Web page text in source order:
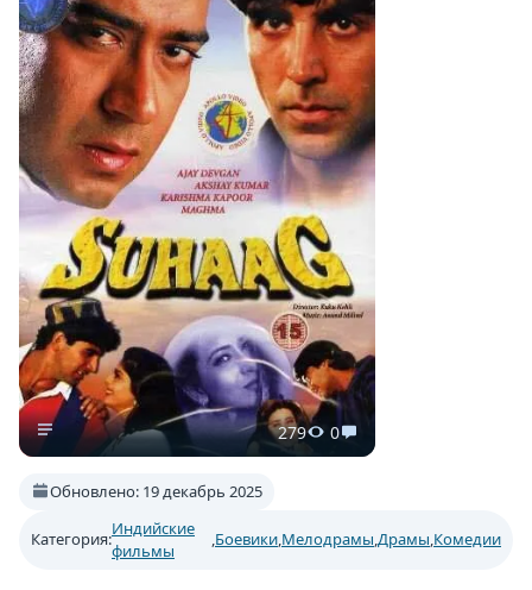
279 0
Обновлено: 19 декабрь 2025
Категория:
Индийские
фильмы
,Боевики,Мелодрамы,Драмы,Комедии